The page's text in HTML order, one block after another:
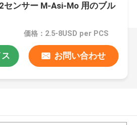
センサー M-Asi-Mo 用のブル
価格：2.5-8USD per PCS
お問い合わせ